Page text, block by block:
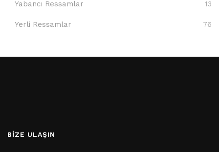
Yabancı Ressamlar 13
Yerli Ressamlar 76
BİZE ULAŞIN